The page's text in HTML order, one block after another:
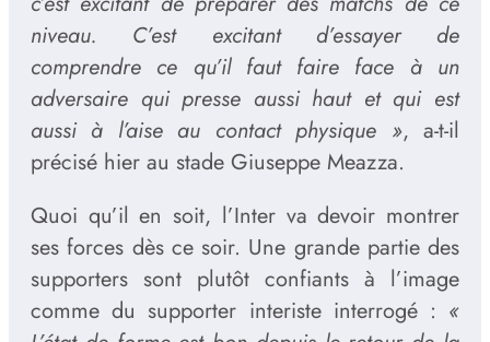
niveau. C’est excitant d’essayer de
comprendre ce qu’il faut faire face à un
adversaire qui presse aussi haut et qui est
aussi à l’aise au contact physique », a-t-il
précisé hier au stade Giuseppe Meazza.
Quoi qu’il en soit, l’Inter va devoir montrer
ses forces dès ce soir. Une grande partie des
supporters sont plutôt confiants à l’image
comme du supporter interiste interrogé : «